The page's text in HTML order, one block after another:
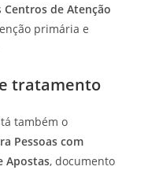
Centros de Atenção
primária e
tratamento
também o
Pessoas com
Apostas, documento